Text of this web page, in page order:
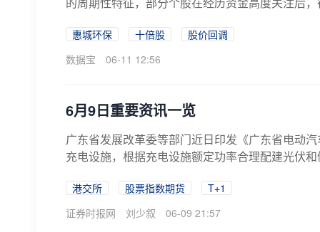
惠城环保 十倍股
股价回调
数据宝
06-11 12:56
6月9日重要资讯一览
广东省发展改革委等部门近日印发《广东省电动
充电设施，根据充电设施额定功率合理配建光伏
港交所 股票指数期货
T+1
证券时报网
刘少叙 06-09 21:57